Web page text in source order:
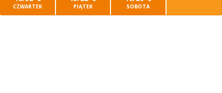
CZWARTEK PIĄTEK SOBOTA